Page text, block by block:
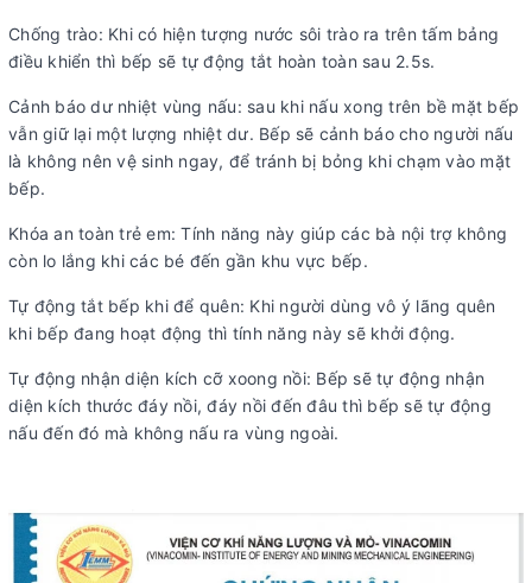
Chống trào: Khi có hiện tượng nước sôi trào ra trên tấm bảng
điều khiển thì bếp sẽ tự động tắt hoàn toàn sau 2.5s.
Cảnh báo dư nhiệt vùng nấu: sau khi nấu xong trên bề mặt bếp
vẫn giữ lại một lượng nhiệt dư. Bếp sẽ cảnh báo cho người nấu
là không nên vệ sinh ngay, để tránh bị bỏng khi chạm vào mặt
bếp.
Khóa an toàn trẻ em: Tính năng này giúp các bà nội trợ không
còn lo lắng khi các bé đến gần khu vực bếp.
Tự động tắt bếp khi để quên: Khi người dùng vô ý lãng quên
khi bếp đang hoạt động thì tính năng này sẽ khởi động.
Tự động nhận diện kích cỡ xoong nồi: Bếp sẽ tự động nhận
diện kích thước đáy nồi, đáy nồi đến đâu thì bếp sẽ tự động
nấu đến đó mà không nấu ra vùng ngoài.